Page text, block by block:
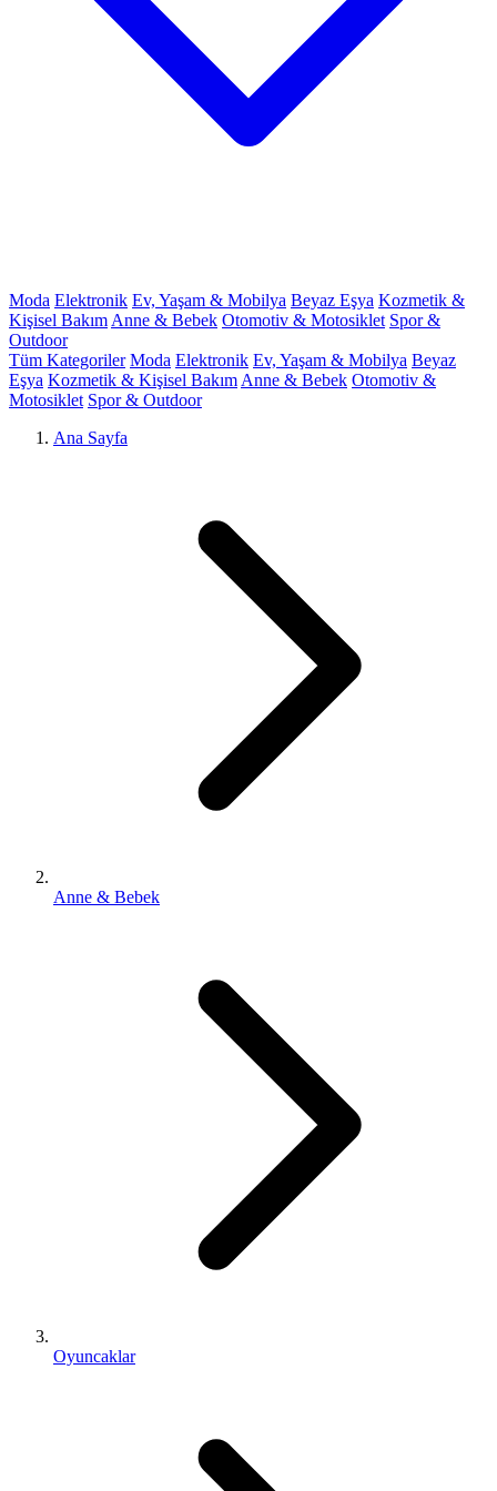
Moda Elektronik Ev, Yaşam & Mobilya Beyaz Eşya Kozmetik &
Kişisel Bakım Anne & Bebek Otomotiv & Motosiklet Spor &
Outdoor
Tüm Kategoriler Moda Elektronik Ev, Yaşam & Mobilya Beyaz
Eşya Kozmetik & Kişisel Bakım Anne & Bebek Otomotiv &
Motosiklet Spor & Outdoor
Ana Sayfa
Anne & Bebek
Oyuncaklar